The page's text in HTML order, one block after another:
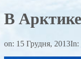
В
on: 15 Грудня, 2013In: